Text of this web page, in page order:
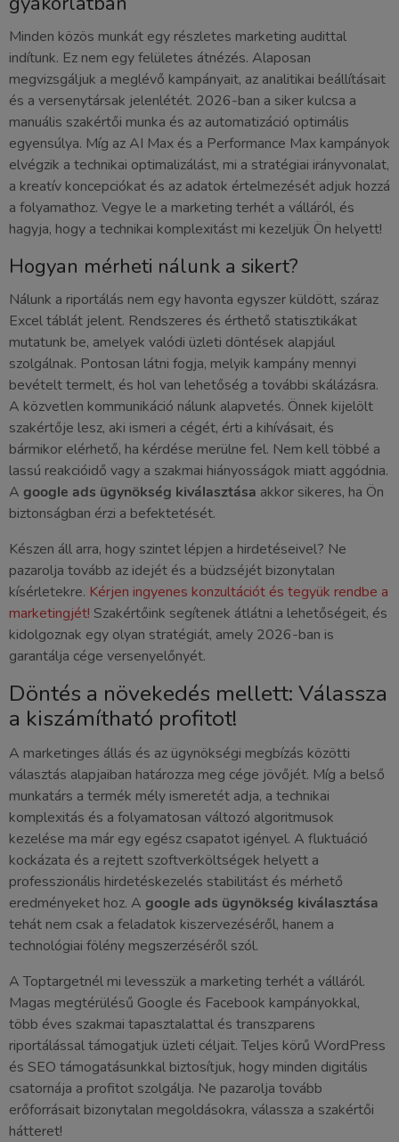
Minden közös munkát egy részletes marketing audittal
indítunk. Ez nem egy felületes átnézés. Alaposan
megvizsgáljuk a meglévő kampányait, az analitikai beállításait
és a versenytársak jelenlétét. 2026-ban a siker kulcsa a
manuális szakértői munka és az automatizáció optimális
egyensúlya. Míg az AI Max és a Performance Max kampányok
elvégzik a technikai optimalizálást, mi a stratégiai irányvonalat,
a kreatív koncepciókat és az adatok értelmezését adjuk hozzá
a folyamathoz. Vegye le a marketing terhét a válláról, és
hagyja, hogy a technikai komplexitást mi kezeljük Ön helyett!
Hogyan mérheti nálunk a sikert?
Nálunk a riportálás nem egy havonta egyszer küldött, száraz
Excel táblát jelent. Rendszeres és érthető statisztikákat
mutatunk be, amelyek valódi üzleti döntések alapjául
szolgálnak. Pontosan látni fogja, melyik kampány mennyi
bevételt termelt, és hol van lehetőség a további skálázásra.
A közvetlen kommunikáció nálunk alapvetés. Önnek kijelölt
szakértője lesz, aki ismeri a cégét, érti a kihívásait, és
bármikor elérhető, ha kérdése merülne fel. Nem kell többé a
lassú reakcióidő vagy a szakmai hiányosságok miatt aggódnia.
A google ads ügynökség kiválasztása akkor sikeres, ha Ön
biztonságban érzi a befektetését.
Készen áll arra, hogy szintet lépjen a hirdetéseivel? Ne
pazarolja tovább az idejét és a büdzséjét bizonytalan
kísérletekre. Kérjen ingyenes konzultációt és tegyük rendbe a
marketingjét! Szakértőink segítenek átlátni a lehetőségeit, és
kidolgoznak egy olyan stratégiát, amely 2026-ban is
garantálja cége versenyelőnyét.
Döntés a növekedés mellett: Válassza
a kiszámítható profitot!
A marketinges állás és az ügynökségi megbízás közötti
választás alapjaiban határozza meg cége jövőjét. Míg a belső
munkatárs a termék mély ismeretét adja, a technikai
komplexitás és a folyamatosan változó algoritmusok
kezelése ma már egy egész csapatot igényel. A fluktuáció
kockázata és a rejtett szoftverköltségek helyett a
professzionális hirdetéskezelés stabilitást és mérhető
eredményeket hoz. A google ads ügynökség kiválasztása
tehát nem csak a feladatok kiszervezéséről, hanem a
technológiai fölény megszerzéséről szól.
A Toptargetnél mi levesszük a marketing terhét a válláról.
Magas megtérülésű Google és Facebook kampányokkal,
több éves szakmai tapasztalattal és transzparens
riportálással támogatjuk üzleti céljait. Teljes körű WordPress
és SEO támogatásunkkal biztosítjuk, hogy minden digitális
csatornája a profitot szolgálja. Ne pazarolja tovább
erőforrásait bizonytalan megoldásokra, válassza a szakértői
hátteret!